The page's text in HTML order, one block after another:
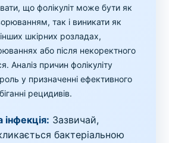
що фолікуліт може бути як
так і виникати як
шкірних розладах,
або після некоректного
Аналіз причин фолікуліту
у призначенні ефективного
рецидивів.
інфекція: Зазвичай,
бактеріальною